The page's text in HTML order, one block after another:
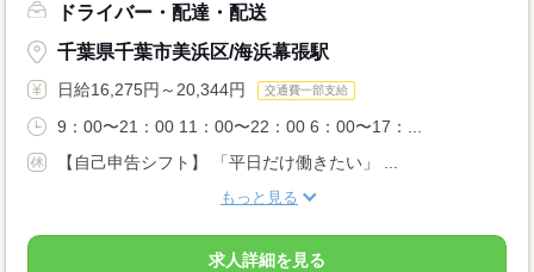
ドライバー・配達・配送
千葉県千葉市美浜区/海浜幕張駅
日給16,275円～20,344円 交通費一部支給
9：00〜21：00 11：00〜22：00 6：00〜17：...
【自己申告シフト】 「平日だけ働きたい」 ...
もっと見る
求人詳細を見る